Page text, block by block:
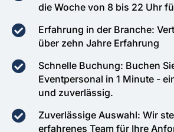
die Woche von 8 bis 22 Uhr
Erfahrung in der Branche:
über zehn Jahre Erfahrung
Schnelle Buchung: Buchen
Eventpersonal in 1 Minute -
und zuverlässig.
Zuverlässige Auswahl: Wir
erfahrenes Team für Ihre